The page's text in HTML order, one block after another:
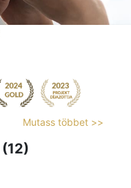
Mutass többet >>
(12)